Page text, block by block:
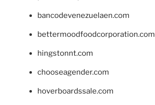
bancodevenezuelaen.com
bettermoodfoodcorporation.com
hingstonnt.com
chooseagender.com
hoverboardssale.com